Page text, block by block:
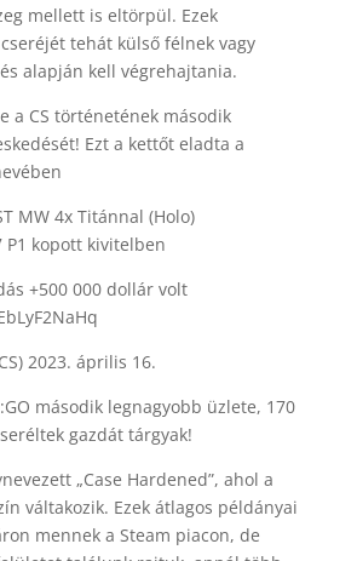
mellett is eltörpül. Ezek
tehát külső félnek vagy
alapján kell végrehajtania.
a CS történetének második
Ezt a kettőt eladta a
MW 4x Titánnal (Holo)
P1 kopott kivitelben
+500 000 dollár volt
2023. április 16.
második legnagyobb üzlete, 170
gazdát tárgyak!
„Case Hardened”, ahol a
váltakozik. Ezek átlagos példányai
mennek a Steam piacon, de